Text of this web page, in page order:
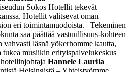
Sokos Hotellit tekevät
Hotellit valitsevat oman
eri toimintamuodoista.– Tekeminen
saa päättää vastuullisuus-kohteen
vahvasti läsnä yökerhomme kautta,
musiikin erityispalvelukeskus
Hannele Laurila